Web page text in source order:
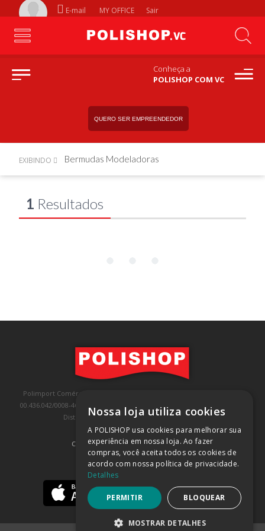
E-mail MY OFFICE Sair
Conheça a
POLISHOP COM VC
QUERO SER EMPREENDEDOR
EXIBINDO Bermudas Modeladoras
1 Resultados
Polimport Comércio e Exportação LTDA, inscrita no CNPJ/MF sob o nº
00.436.042/0008-46, IE 407.458.707.103, com sede na Rua Kanebo, nº 175,
Distrito Industrial, Jundiaí/SP, CEP: 13213-090
COMPRA 100% SEGURA (SAIBA MAIS)
BAIXE NOSSO APP
Nossa loja utiliza cookies
A POLISHOP usa cookies para melhorar sua
experiência em nossa loja. Ao fazer
compras, você aceita todos os cookies de
acordo com nossa política de privacidade.
Detalhes
PERMITIR BLOQUEAR
MOSTRAR DETALHES